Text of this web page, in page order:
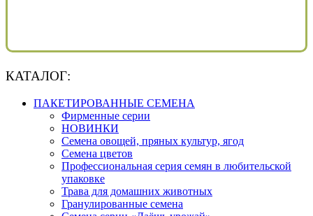
КАТАЛОГ:
ПАКЕТИРОВАННЫЕ СЕМЕНА
Фирменные серии
НОВИНКИ
Семена овощей, пряных культур, ягод
Семена цветов
Профессиональная серия семян в любительской
упаковке
Трава для домашних животных
Гранулированные семена